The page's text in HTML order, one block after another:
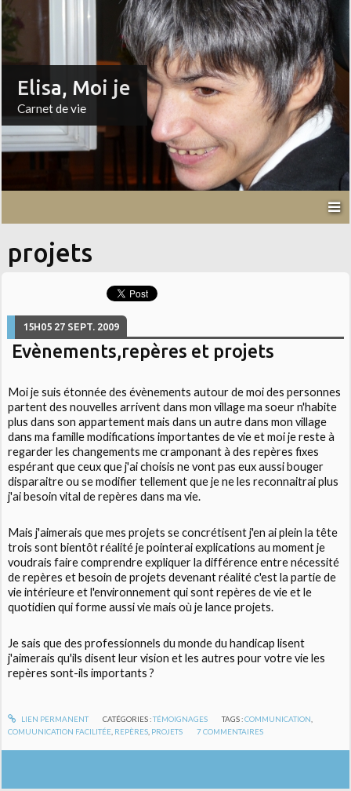
Elisa, Moi je
Carnet de vie
projets
15H05 27 SEPT. 2009
Evènements,repères et projets
Moi je suis étonnée des évènements autour de moi des personnes
partent des nouvelles arrivent dans mon village ma soeur n'habite
plus dans son appartement mais dans un autre dans mon village
dans ma famille modifications importantes de vie et moi je reste à
regarder les changements me cramponant à des repères fixes
espérant que ceux que j'ai choisis ne vont pas eux aussi bouger
disparaitre ou se modifier tellement que je ne les reconnaitrai plus
j'ai besoin vital de repères dans ma vie.
Mais j'aimerais que mes projets se concrétisent j'en ai plein la tête
trois sont bientôt réalité je pointerai explications au moment je
voudrais faire comprendre expliquer la différence entre nécessité
de repères et besoin de projets devenant réalité c'est la partie de
vie intérieure et l'environnement qui sont repères de vie et le
quotidien qui forme aussi vie mais où je lance projets.
Je sais que des professionnels du monde du handicap lisent
j'aimerais qu'ils disent leur vision et les autres pour votre vie les
repères sont-ils importants ?
LIEN PERMANENT CATÉGORIES :TÉMOIGNAGES TAGS :COMMUNICATION
COMUUNICATION FACILITÉE REPÈRES PROJETS 7COMMENTAIRES